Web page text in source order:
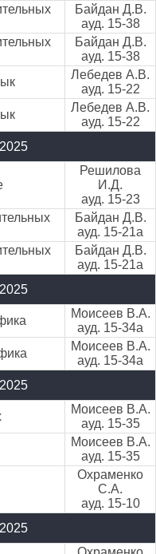
Байдан Д.В.
ауд. 15-38
Байдан Д.В.
ауд. 15-38
Лебедев А.В.
ауд. 15-22
Лебедев А.В.
ауд. 15-22
Решилова
И.Д.
ауд. 15-23
Байдан Д.В.
ауд. 15-21а
Байдан Д.В.
ауд. 15-21а
Моисеев В.А.
ауд. 15-34а
Моисеев В.А.
ауд. 15-34а
Моисеев В.А.
ауд. 15-35
Моисеев В.А.
ауд. 15-35
Охраменко
С.А.
ауд. 15-10